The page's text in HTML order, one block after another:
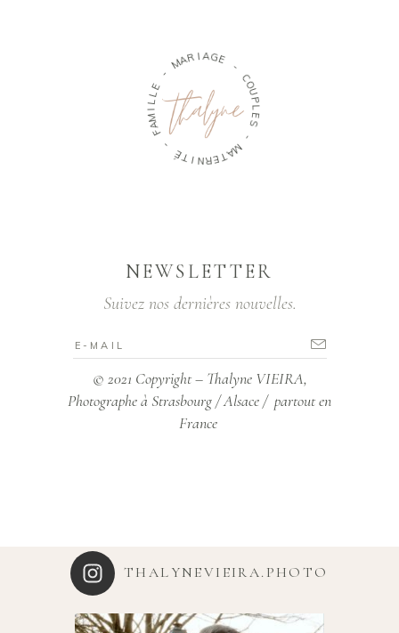
- MA RIAGE
-
C
O
U
P
L
S
-
M
A
T
E
R
N
I
T
É
-
F
A
M
I
L
E
NEWSLETTER
Suivez nos dernières nouvelles.
© 2021 Copyright – Thalyne VIEIRA,
Photographe à Strasbourg / Alsace / partout en
France
THALYNEVIEIRA.PHOTO